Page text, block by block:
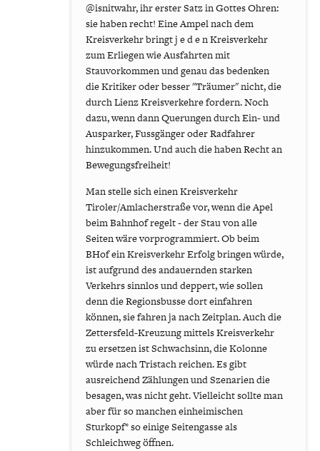
@isnitwahr, ihr erster Satz in Gottes Ohren:
sie haben recht! Eine Ampel nach dem
Kreisverkehr bringt j e d e n Kreisverkehr
zum Erliegen wie Ausfahrten mit
Stauvorkommen und genau das bedenken
die Kritiker oder besser "Träumer" nicht, die
durch Lienz Kreisverkehre fordern. Noch
dazu, wenn dann Querungen durch Ein- und
Ausparker, Fussgänger oder Radfahrer
hinzukommen. Und auch die haben Recht an
Bewegungsfreiheit!
Man stelle sich einen Kreisverkehr
Tiroler/Amlacherstraße vor, wenn die Apel
beim Bahnhof regelt - der Stau von alle
Seiten wäre vorprogrammiert. Ob beim
BHof ein Kreisverkehr Erfolg bringen würde,
ist aufgrund des andauernden starken
Verkehrs sinnlos und deppert, wie sollen
denn die Regionsbusse dort einfahren
können, sie fahren ja nach Zeitplan. Auch die
Zettersfeld-Kreuzung mittels Kreisverkehr
zu ersetzen ist Schwachsinn, die Kolonne
würde nach Tristach reichen. Es gibt
ausreichend Zählungen und Szenarien die
besagen, was nicht geht. Vielleicht sollte man
aber für so manchen einheimischen
Sturkopf* so einige Seitengasse als
Schleichweg öffnen.